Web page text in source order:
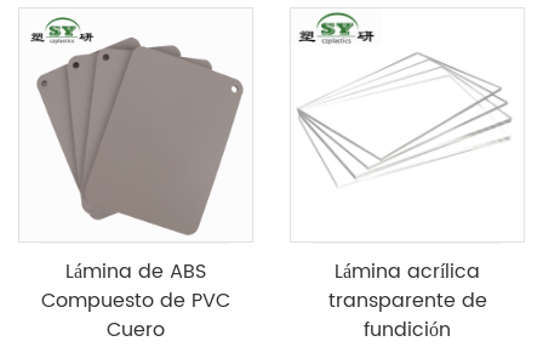
Lámina de ABS
Compuesto de PVC
Cuero
Lámina acrílica
transparente de
fundición